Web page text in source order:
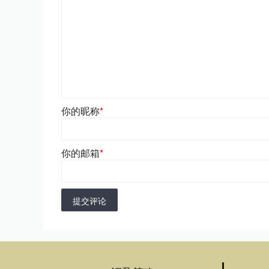
你的昵称*
你的邮箱*
提交评论